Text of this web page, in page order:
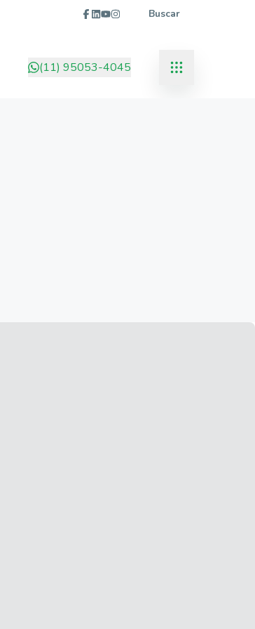
Buscar
(11) 95053-4045